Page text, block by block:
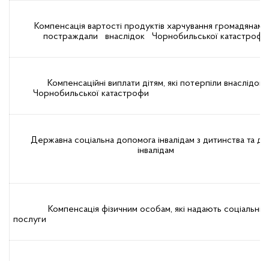
Компенсація вартості продуктів харчування громадянам,
постраждали внаслідок Чорнобильської катастрофи
Компенсаційні виплати дітям, які потерпіли внаслідок
Чорнобильської катастрофи
Державна соціальна допомога інвалідам з дитинства та
інвалідам
Компенсація фізичним особам, які надають соціальні
послуги